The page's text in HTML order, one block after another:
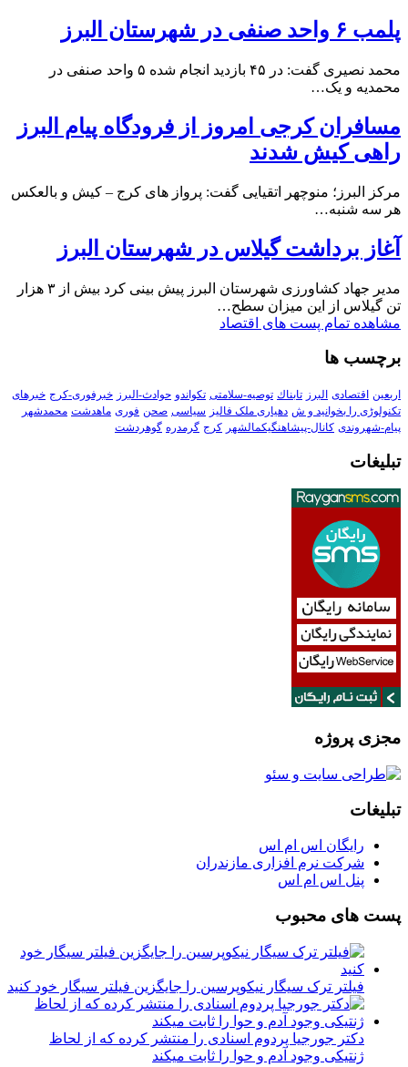
پلمب ۶ واحد صنفی در شهرستان البرز
محمد نصیری گفت: در ۴۵ بازدید انجام شده ۵ واحد صنفی در
محمدیه و یک…
مسافران کرجی امروز از فرودگاه پیام البرز
راهی کیش شدند
مرکز البرز؛ منوچهر اتقیایی گفت: پرواز های کرج – کیش و بالعکس
هر سه شنبه…
آغاز برداشت گیلاس در شهرستان البرز
مدیر جهاد کشاورزی شهرستان البرز پیش بینی کرد بیش از ۳ هزار
تن گیلاس از این میزان سطح…
مشاهده تمام پست های اقتصاد
برچسب ها
اربعین اقتصادی البرز تابناك توصیه-سلامتی تکواندو حوادث-البرز خبرفوری-کرج خبرهای
تکنولوڑی را بخوانید و ش دهیاری ملک فالیز سیاسی صحن فوری ماهدشت محمدشهر
پیام-شهروندی کانال-پیشاهنگیکمالشهر کرج گرمدره گوهردشت
تبلیغات
مجزی پروژه
تبلیغات
رایگان اس ام اس
شرکت نرم افزاری مازندران
پنل اس ام اس
پست های محبوب
فیلتر ترک سیگار نیکوپرسین را جایگزین فیلتر سیگار خود کنید
دکتر جورجیا پردوم اسنادی را منتشر کرده که از لحاظ
ژنتیکی وجود آدم و حوا را ثابت میکند